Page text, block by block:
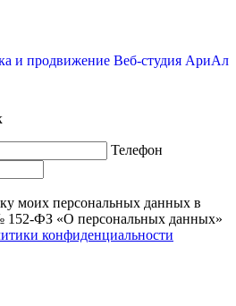
Телефон
моих персональных данных в
152-ФЗ «О персональных данных»
конфиденциальности